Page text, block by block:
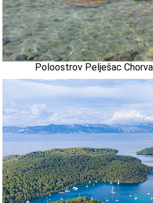
Poloostrov Pelješac